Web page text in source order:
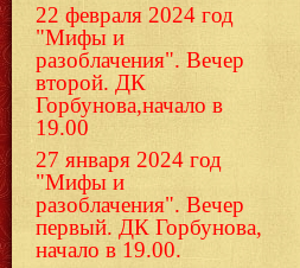
22 февраля 2024 год
"Мифы и
разоблачения". Вечер
второй. ДК
Горбунова,начало в
19.00
27 января 2024 год
"Мифы и
разоблачения". Вечер
первый. ДК Горбунова,
начало в 19.00.